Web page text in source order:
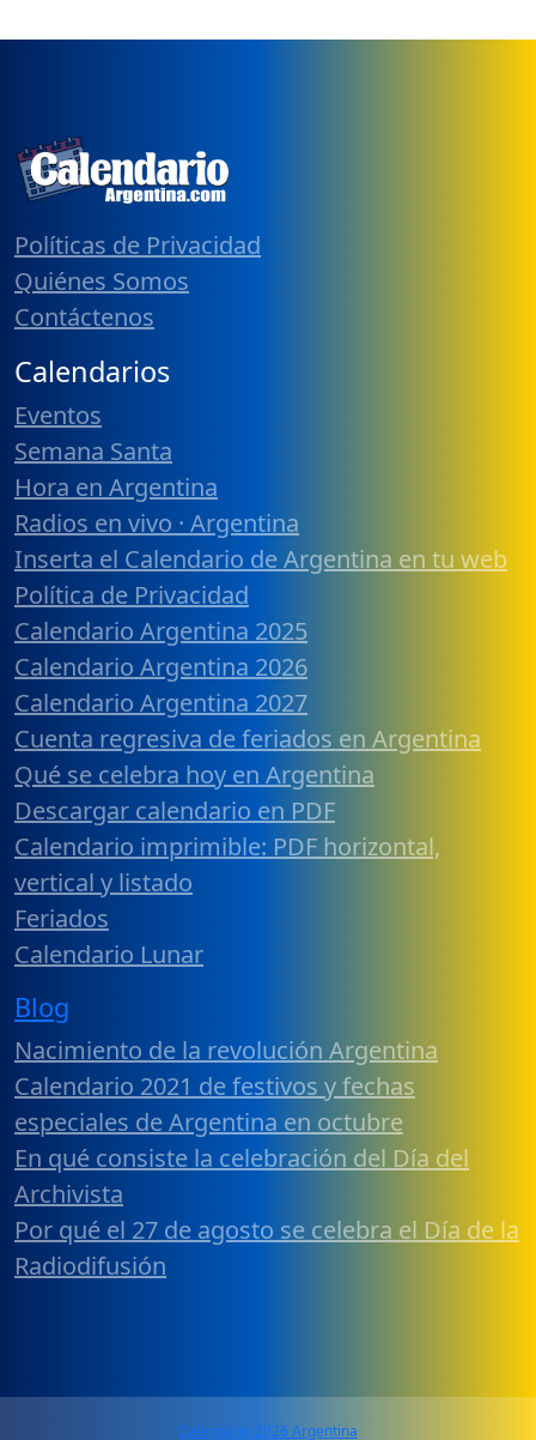
Políticas de Privacidad
Quiénes Somos
Contáctenos
Calendarios
Eventos
Semana Santa
Hora en Argentina
Radios en vivo · Argentina
Inserta el Calendario de Argentina en tu web
Política de Privacidad
Calendario Argentina 2025
Calendario Argentina 2026
Calendario Argentina 2027
Cuenta regresiva de feriados en Argentina
Qué se celebra hoy en Argentina
Descargar calendario en PDF
Calendario imprimible: PDF horizontal,
vertical y listado
Feriados
Calendario Lunar
Blog
Nacimiento de la revolución Argentina
Calendario 2021 de festivos y fechas
especiales de Argentina en octubre
En qué consiste la celebración del Día del
Archivista
Por qué el 27 de agosto se celebra el Día de la
Radiodifusión
Calendario 2026 Argentina